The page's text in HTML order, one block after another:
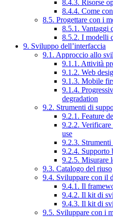
8.4.3. Risorse
8.4.4. Come
8.5. Progettare con i
8.5.1. Vantaggi
8.5.2. I modelli
9. Sviluppo dell’interfaccia
9.1. Approccio allo
9.1.1. Attività
9.1.2. Web
9.1.3. Mobile
9.1.4.
degradation
9.2. Strumenti di
9.2.1. Feature
9.2.2.
use
9.2.3. Strumenti
9.2.4. Supporto
9.2.5. Misurare
9.3. Catalogo del riuso
9.4. Sviluppare con il
9.4.1. Il
9.4.2. Il kit di
9.4.3. Il kit di
9.5. Sviluppare con i